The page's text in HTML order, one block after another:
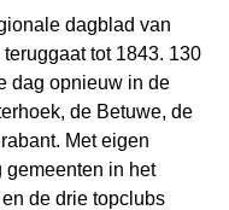
dagblad van
tot 1843. 130
dag opnieuw in de
de Betuwe, de
Met eigen
gemeenten in het
de drie topclubs